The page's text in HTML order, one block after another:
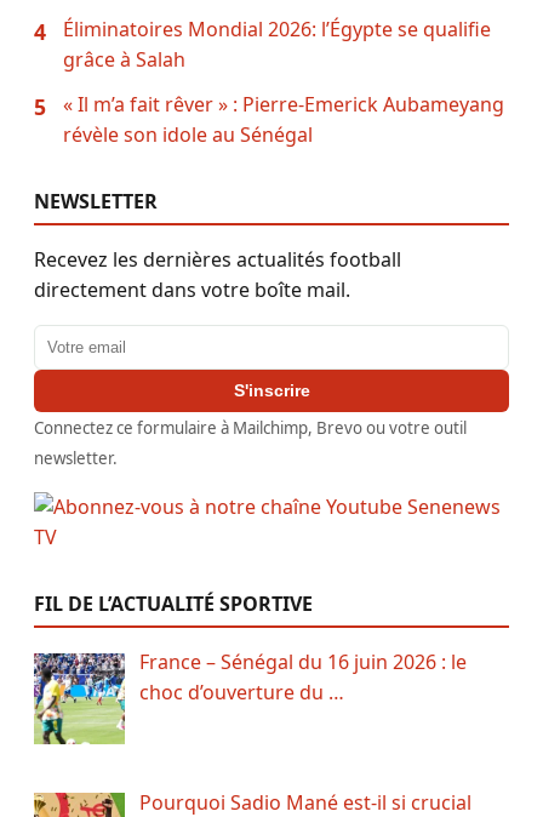
4
Éliminatoires Mondial 2026: l’Égypte se qualifie
grâce à Salah
5
« Il m’a fait rêver » : Pierre-Emerick Aubameyang
révèle son idole au Sénégal
NEWSLETTER
Recevez les dernières actualités football
directement dans votre boîte mail.
Adresse email
S'inscrire
Connectez ce formulaire à Mailchimp, Brevo ou votre outil
newsletter.
FIL DE L’ACTUALITÉ SPORTIVE
France – Sénégal du 16 juin 2026 : le
choc d’ouverture du …
Pourquoi Sadio Mané est-il si crucial